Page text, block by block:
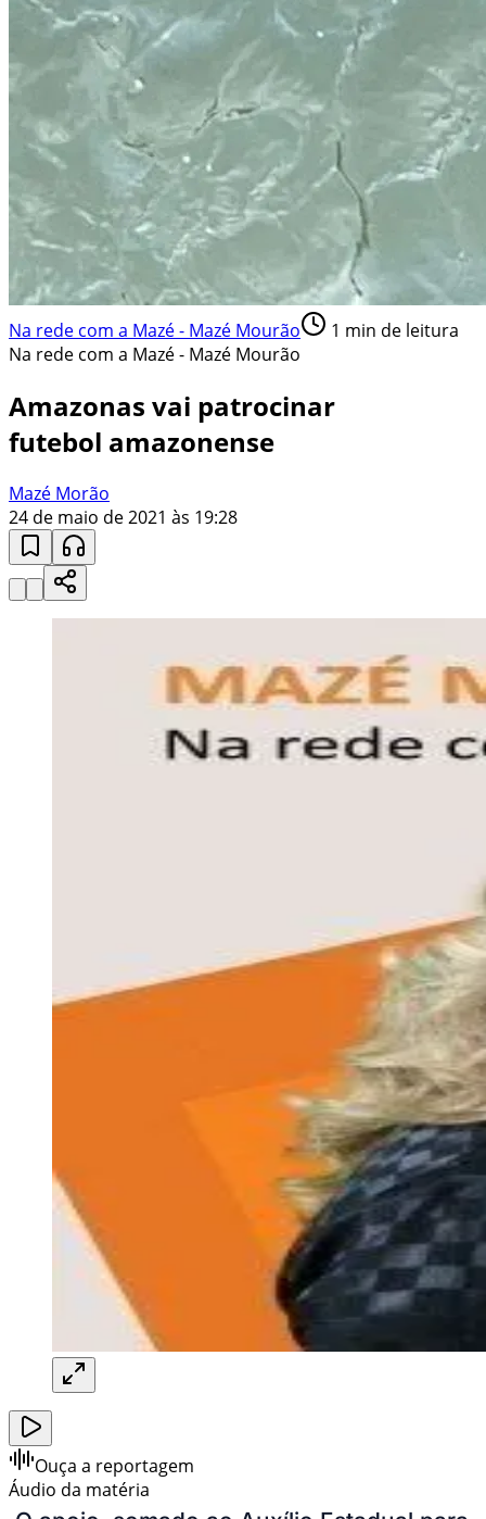
Na rede com a Mazé - Mazé Mourão 1 min de leitura
Na rede com a Mazé - Mazé Mourão
Amazonas vai patrocinar
futebol amazonense
Mazé Morão
24 de maio de 2021 às 19:28
Ouça a reportagem
Áudio da matéria